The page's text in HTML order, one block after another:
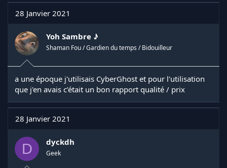
28 Janvier 2021
Yoh Sambre ♪
Shaman Fou / Gardien du temps / Bidouilleur
a une époque j'utilisais CyberGhost et pour l'utilisation
que j'en avais c’était un bon rapport qualité / prix
28 Janvier 2021
D dyckdh
Geek